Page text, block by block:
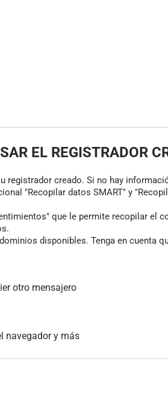
EL REGISTRADOR
creado. Si no hay
"Recopilar datos SMART" y
que le permite recopilar el
disponibles. Tenga en cuenta
otro mensajero
navegador y más